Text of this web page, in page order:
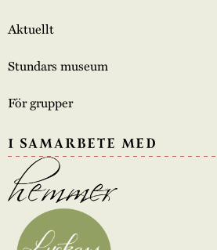
Aktuellt
Stundars museum
För grupper
I SAMARBETE MED